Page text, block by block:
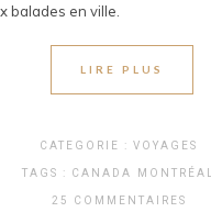
balades en ville.
LIRE PLUS
CATEGORIE : VOYAGES
TAGS : CANADA MONTRÉAL
25 COMMENTAIRES